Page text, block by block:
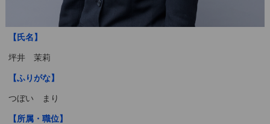
【氏名】
坪井 茉莉
【ふりがな】
つぼい まり
【所属・職位】